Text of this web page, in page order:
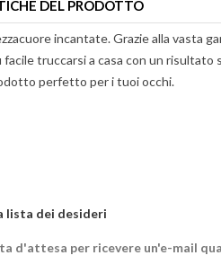
DEL PRODOTTO
incantate. Grazie alla vasta
truccarsi a casa con un risultato
perfetto per i tuoi occhi.
lista dei desideri
d'attesa per ricevere un'e-mail